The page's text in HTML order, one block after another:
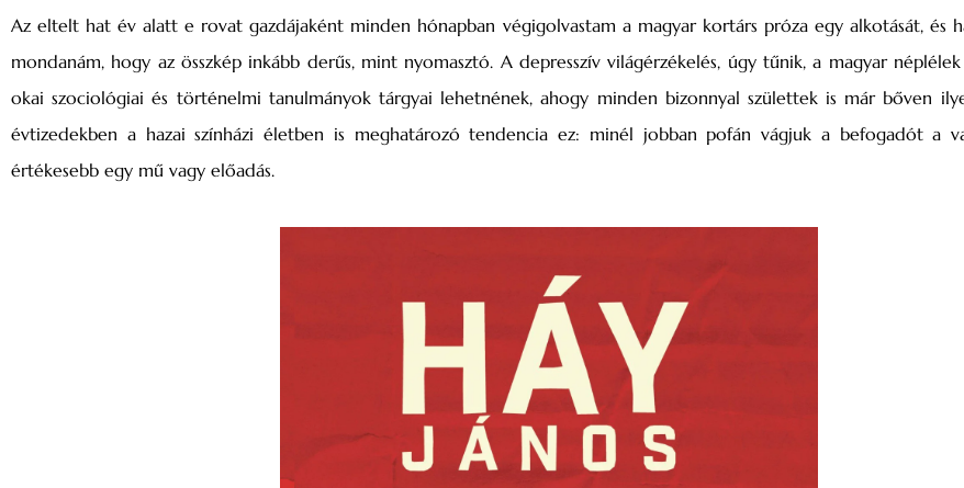
Az eltelt hat év alatt e rovat gazdájaként minden hónapban végigolvastam a magyar kortárs próza egy alkotását, és
mondanám, hogy az összkép inkább derűs, mint nyomasztó. A depresszív világérzékelés, úgy tűnik, a magyar
okai szociológiai és történelmi tanulmányok tárgyai lehetnének, ahogy minden bizonnyal születtek is már bőven
évtizedekben a hazai színházi életben is meghatározó tendencia ez: minél jobban pofán vágjuk a befogadót a
értékesebb egy mű vagy előadás.